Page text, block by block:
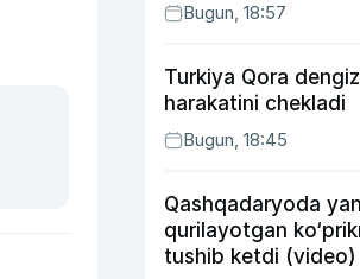
Bugun, 18:57
Turkiya Qora
harakatini chekladi
Bugun, 18:45
Qashqadaryoda
qurilayotgan
tushib ketdi (video)